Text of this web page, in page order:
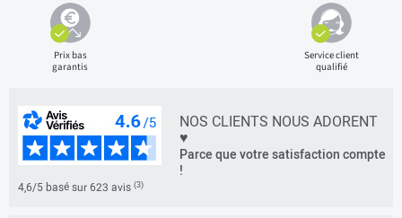
Prix bas
garantis
Service client
qualifié
NOS CLIENTS NOUS ADORENT
♥
Parce que votre satisfaction compte
!
4,6/5 basé sur 623 avis (3)